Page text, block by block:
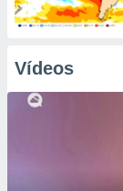
Vídeos